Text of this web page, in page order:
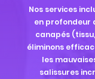
Nos services
en profondeur
canapés
éliminons
les
salissures